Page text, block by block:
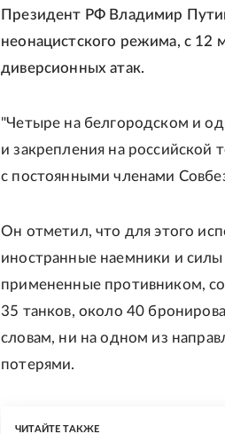
Президент РФ Владимир
неонацистского режима, с 12
диверсионных атак.
"Четыре на белгородском и
и закрепления на российской
с постоянными членами
Он отметил, что для этого
иностранные наемники и
примененные противником,
35 танков, около 40
словам, ни на одном из
потерями.
ЧИТАЙТЕ ТАКЖЕ